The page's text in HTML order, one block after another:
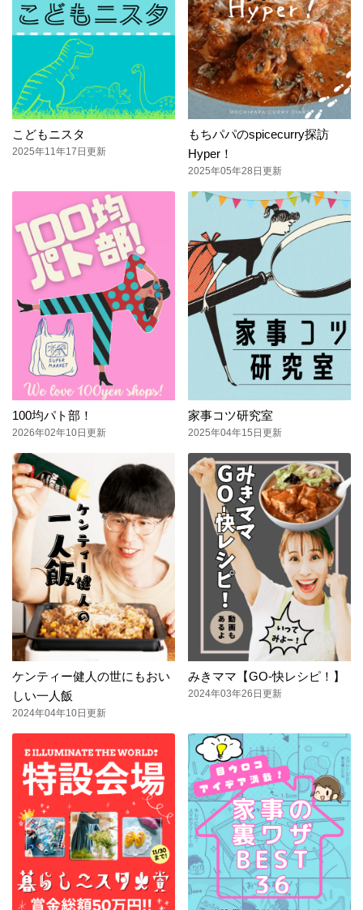
こどもニスタ
2025年11年17日更新
もちパパのspicecurry探訪
Hyper！
2025年05年28日更新
100均パト部！
2026年02年10日更新
家事コツ研究室
2025年04年15日更新
ケンティー健人の世にもおい
しい一人飯
2024年04年10日更新
みきママ【GO-快レシピ！】
2024年03年26日更新